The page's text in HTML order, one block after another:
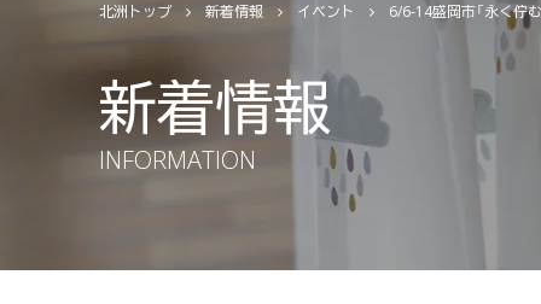
北洲トップ 新着情報 イベント 6/6-14盛岡市「永く佇
新着情報
INFORMATION